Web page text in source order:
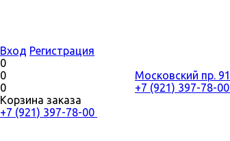
Вход Регистрация
0
0
0
Корзина заказа
+7 (921) 397-78-00
Московский пр. 91
+7 (921) 397-78-00